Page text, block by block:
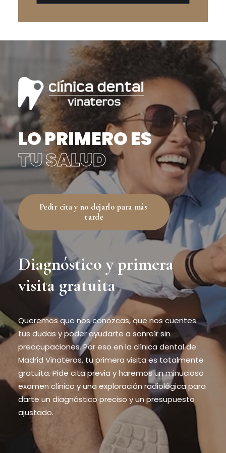
LO PRIMERO ES
TU SALUD
Pedir cita y no dejarlo para más
tarde
Diagnóstico y primera
visita gratuita
Queremos que nos conozcas, que nos cuentes
tus dudas y poder ayudarte a sonreír sin
preocupaciones. Por eso en la clínica dental de
Madrid Vinateros, tu primera visita es totalmente
gratuita. Pide cita previa y haremos un minucioso
examen clínico y una exploración radiológica para
darte un diagnóstico preciso y un presupuesto
ajustado.